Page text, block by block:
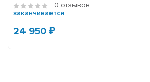
0 отзывов
заканчивается
24 950 ₽